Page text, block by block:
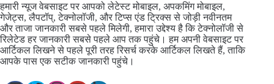
हमारी न्यूज वेबसाइट पर आपको लेटेस्ट मोबाइल, अपकमिंग मोबाइल,
गेजेट्स, लैपटॉप्, टेक्नोलॉजी, और टिप्स एंड ट्रिक्स से जोड़ी नवीनतम
और ताजा जानकारी सबसे पहले मिलेगी, हमारा उद्देश्य है कि टेक्नोलॉजी से
रिलेटेड हर जानकारी सबसे पहले आप तक पहुंचे। हम अपनी वेबसाइट पर
आर्टिकल लिखने से पहले पूरी तरह रिसर्च करके आर्टिकल लिखते हैं, ताकि
आपके पास एक सटीक जानकारी पहुंचे।